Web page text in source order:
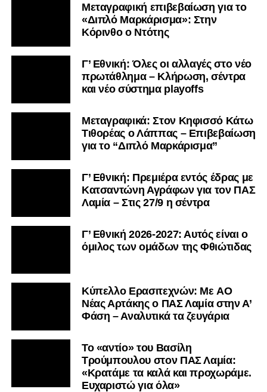
Μεταγραφική επιβεβαίωση για το
«Διπλό Μαρκάρισμα»: Στην
Κόρινθο ο Ντότης
Γ’ Εθνική: Όλες οι αλλαγές στο νέο
πρωτάθλημα – Κλήρωση, σέντρα
και νέο σύστημα playoffs
Μεταγραφικά: Στον Κηφισσό Κάτω
Τιθορέας ο Λάππας – Επιβεβαίωση
για το “Διπλό Μαρκάρισμα”
Γ’ Εθνική: Πρεμιέρα εντός έδρας με
Κατσαντώνη Αγράφων για τον ΠΑΣ
Λαμία – Στις 27/9 η σέντρα
Γ’ Εθνική 2026-2027: Αυτός είναι ο
όμιλος των ομάδων της Φθιώτιδας
Kύπελλο Ερασιτεχνών: Με AO
Nέας Αρτάκης ο ΠΑΣ Λαμία στην Α’
Φάση – Αναλυτικά τα ζευγάρια
Το «αντίο» του Βασίλη
Τρούμπουλου στον ΠΑΣ Λαμία:
«Κρατάμε τα καλά και προχωράμε.
Ευχαριστώ για όλα»